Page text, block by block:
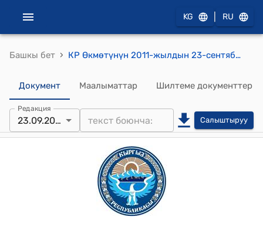
KG RU
Башкы бет › КР Өкмөтүнүн 2011-жылдын 23-сентябрындагы № 456-б (Кыргыз Республикасынын Өкмөтүнүн резервдик фондунан үнөмдөлгөн финансылык каражаттар мамлекеттин биринчи кызмат адамдарынын катышуусуна өткөн визиттердин чыгымдарын жана Кыргыз Республикасынын Өкмөтүнүн Аппаратынын чыгымдарын жабууга уруксат берилсин) буйрук
Документ Маалыматтар Шилтеме документтер
Редакция
23.09.2011 Салыштыруу